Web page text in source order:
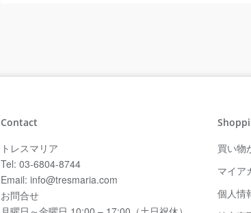
Contact
トレスマリア
Tel: 03-6804-8744
Email: info@tresmaria.com
お問合せ
買い物
マイア
個人情